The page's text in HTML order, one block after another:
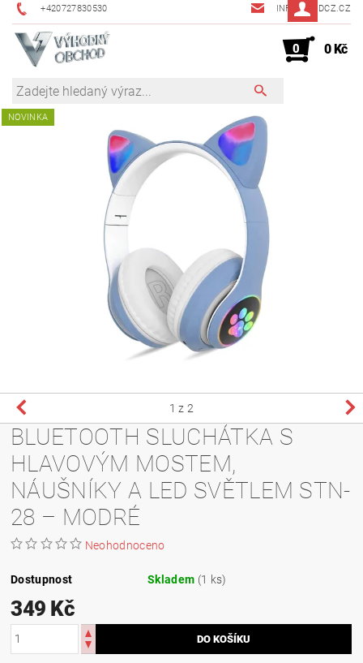
+420727830530 INFO@JMDCZ.CZ
0 0 Kč
NOVINKA
1 z 2
BLUETOOTH SLUCHÁTKA S
HLAVOVÝM MOSTEM,
NÁUŠNÍKY A LED SVĚTLEM STN-
28 – MODRÉ
Neohodnoceno
Dostupnost Skladem (1 ks)
349 Kč